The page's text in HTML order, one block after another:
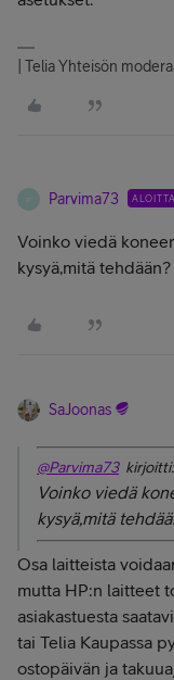
| Telia Yhteisön
Parvima73
Voinko viedä
kysyä,mitä tehdään?
SaJoonas
@Parvima73kirjoitti:
Voinko viedä
kysyä,mitä
Osa laitteista
mutta HP:n laitteet
asiakastuesta
tai Telia Kaupassa
ostopäivän ja